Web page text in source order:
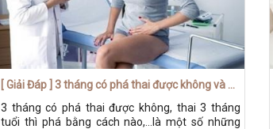
[ Giải Đáp ] 3 tháng có phá thai được không và bằng phương pháp nào an toàn ?
3 tháng có phá thai được không, thai 3 tháng
tuổi thì phá bằng cách nào,...là một số những